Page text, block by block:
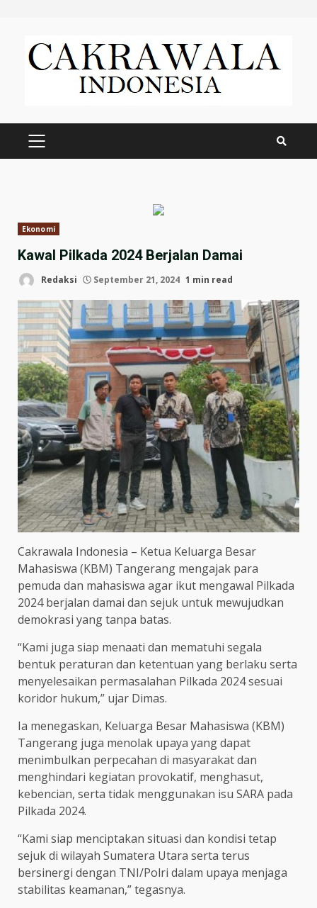
content
PRIMARY
Ekonomi
Kawal Pilkada 2024 Berjalan Damai
Redaksi September 21, 2024 1 min read
Cakrawala Indonesia – Ketua Keluarga Besar
Mahasiswa (KBM) Tangerang mengajak para
pemuda dan mahasiswa agar ikut mengawal Pilkada
2024 berjalan damai dan sejuk untuk mewujudkan
demokrasi yang tanpa batas.
“Kami juga siap menaati dan mematuhi segala
bentuk peraturan dan ketentuan yang berlaku serta
menyelesaikan permasalahan Pilkada 2024 sesuai
koridor hukum,” ujar Dimas.
Ia menegaskan, Keluarga Besar Mahasiswa (KBM)
Tangerang juga menolak upaya yang dapat
menimbulkan perpecahan di masyarakat dan
menghindari kegiatan provokatif, menghasut,
kebencian, serta tidak menggunakan isu SARA pada
Pilkada 2024.
“Kami siap menciptakan situasi dan kondisi tetap
sejuk di wilayah Sumatera Utara serta terus
bersinergi dengan TNI/Polri dalam upaya menjaga
stabilitas keamanan,” tegasnya.